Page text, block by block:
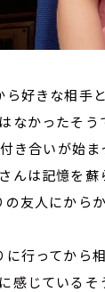
好きな相手
なかったそ
き合いが始ま
んは記憶を蘇
の友人にから
に行ってから
感じているそ